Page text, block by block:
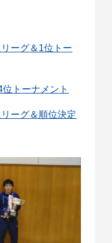
ーグ＆1位トー
トーナメント
ーグ＆順位決定